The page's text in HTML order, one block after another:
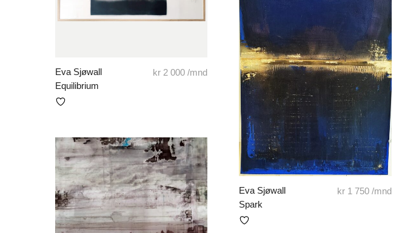
Eva Sjøwall
Equilibrium
kr 2 000 /mnd
Eva Sjøwall
Spark
kr 1 750 /mnd